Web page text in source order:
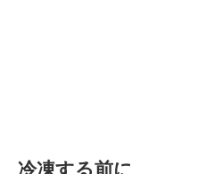
冷凍する前に